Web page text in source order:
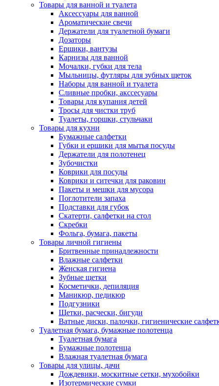
Товары для ванной и туалета
Аксессуары для ванной
Ароматические свечи
Держатели для туалетной бумаги
Дозаторы
Ершики, вантузы
Карнизы для ванной
Мочалки, губки для тела
Мыльницы, футляры для зубных щеток
Наборы для ванной и туалета
Сливные пробки, акссесуары
Товары для купания детей
Тросы для чистки труб
Туалеты, горшки, стульчаки
Товары для кухни
Бумажные салфетки
Губки и ершики для мытья посуды
Держатели для полотенец
Зубочистки
Коврики для посуды
Коврики и ситечки для раковин
Пакеты и мешки для мусора
Поглотители запаха
Подставки для губок
Скатерти, салфетки на стол
Скребки
Фольга, бумага, пакеты
Товары личной гигиены
Бритвенные принадлежности
Влажные салфетки
Женская гигиена
Зубные щетки
Косметички, депиляция
Маникюр, педикюр
Подгузники
Щетки, расчески, бигуди
Ватные диски, палочки, гигиенические
Туалетная бумага, бумажные полотенца
Туалетная бумага
Бумажные полотенца
Влажная туалетная бумага
Товары для улицы, дачи
Дождевики, москитные сетки, мухобойки
Изотермические сумки